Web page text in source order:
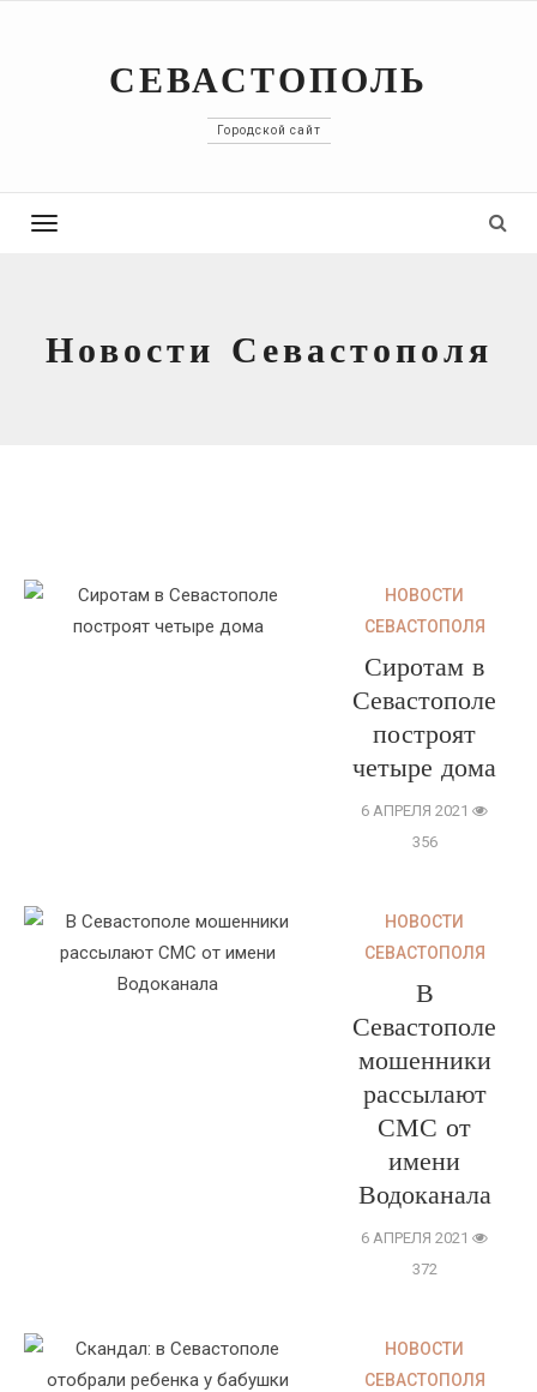
СЕВАСТОПОЛЬ
Городской сайт
Toggle
Новости Севастополя
НОВОСТИ
СЕВАСТОПОЛЯ
Сиротам в
Севастополе
построят
четыре дома
6 АПРЕЛЯ 2021
356
НОВОСТИ
СЕВАСТОПОЛЯ
В
Севастополе
мошенники
рассылают
СМС от
имени
Водоканала
6 АПРЕЛЯ 2021
372
НОВОСТИ
СЕВАСТОПОЛЯ